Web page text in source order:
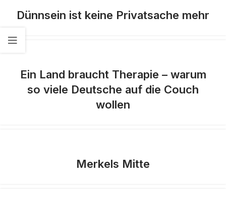
Dünnsein ist keine Privatsache mehr
Ein Land braucht Therapie – warum
so viele Deutsche auf die Couch
wollen
Merkels Mitte